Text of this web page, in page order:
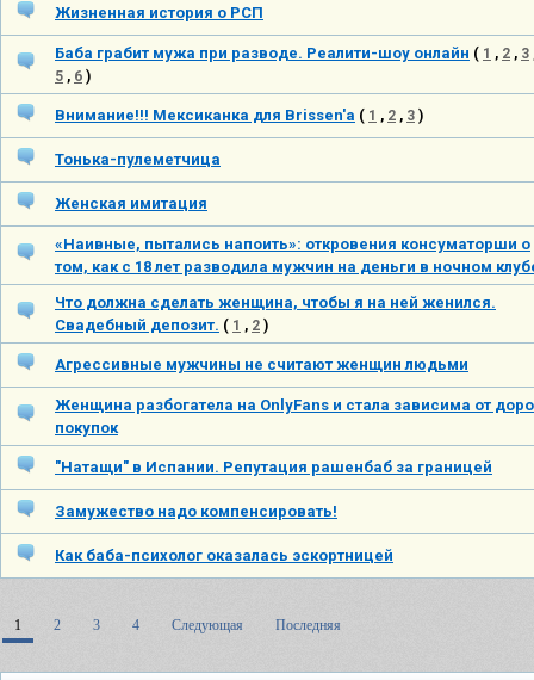
Жизненная история о РСП
Баба грабит мужа при разводе. Реалити-шоу онлайн ( 1 , 2 , 3
5 , 6 )
Внимание!!! Мексиканка для Brissen'a ( 1 , 2 , 3 )
Тонька-пулеметчица
Женская имитация
«Наивные, пытались напоить»: откровения консуматорши о
том, как с 18 лет разводила мужчин на деньги в ночном
Что должна сделать женщина, чтобы я на ней женился.
Свадебный депозит. ( 1 , 2 )
Агрессивные мужчины не считают женщин людьми
Женщина разбогатела на OnlyFans и стала зависима от
покупок
"Натащи" в Испании. Репутация рашенбаб за границей
Замужество надо компенсировать!
Как баба-психолог оказалась эскортницей
1 2 3 4 Следующая Последняя